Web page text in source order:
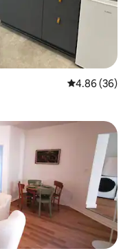
Calificación
4.86 (36)